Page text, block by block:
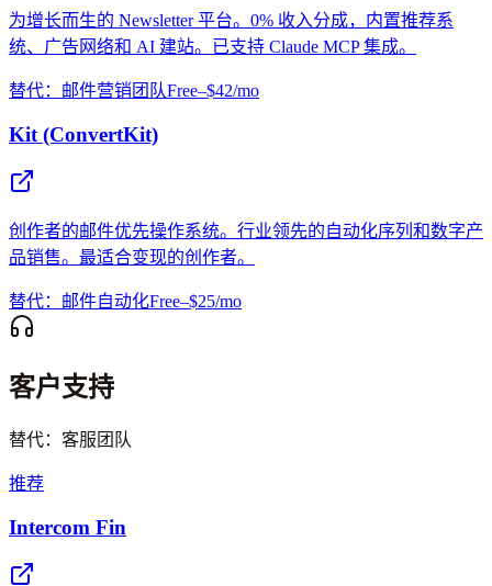
为增长而生的 Newsletter 平台。0% 收入分成，内置推荐系
统、广告网络和 AI 建站。已支持 Claude MCP 集成。
替代：邮件营销团队Free–$42/mo
Kit (ConvertKit)
创作者的邮件优先操作系统。行业领先的自动化序列和数字产
品销售。最适合变现的创作者。
替代：邮件自动化Free–$25/mo
客户支持
替代：客服团队
推荐
Intercom Fin